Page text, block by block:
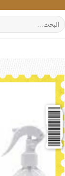
البحث
عن: